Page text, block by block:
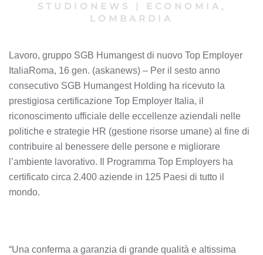
STUDIONEWS
|
ECONOMIA,
LOMBARDIA
Lavoro, gruppo SGB Humangest di nuovo Top Employer
ItaliaRoma, 16 gen. (askanews) – Per il sesto anno
consecutivo SGB Humangest Holding ha ricevuto la
prestigiosa certificazione Top Employer Italia, il
riconoscimento ufficiale delle eccellenze aziendali nelle
politiche e strategie HR (gestione risorse umane) al fine di
contribuire al benessere delle persone e migliorare
l’ambiente lavorativo. Il Programma Top Employers ha
certificato circa 2.400 aziende in 125 Paesi di tutto il
mondo.
“Una conferma a garanzia di grande qualità e altissima